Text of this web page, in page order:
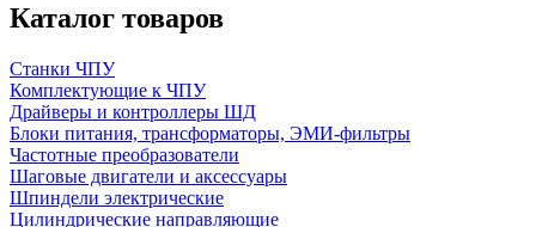
Каталог товаров
Станки ЧПУ
Комплектующие к ЧПУ
Драйверы и контроллеры ШД
Блоки питания, трансформаторы, ЭМИ-фильтры
Частотные преобразователи
Шаговые двигатели и аксессуары
Шпиндели электрические
Цилиндрические направляющие